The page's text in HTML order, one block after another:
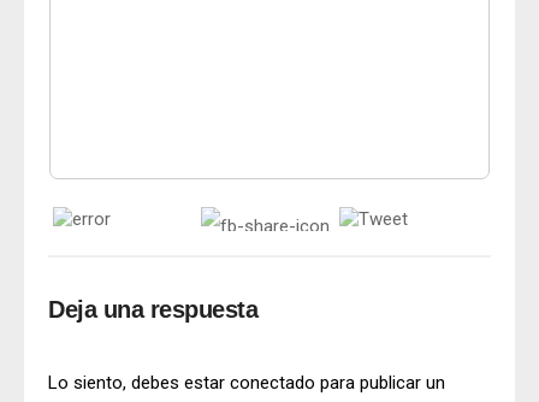
Deja una respuesta
Lo siento, debes estar conectado para publicar un